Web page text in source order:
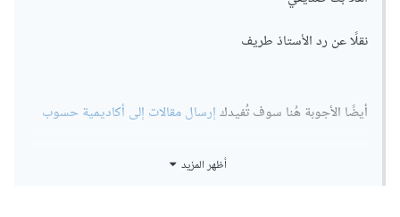
نقلًا عن رد الأستاذ طريف
أيضًا الأجوبة هُنا سوف تُفيدكإرسال مقالات إلى أكاديمية حسوب
أظهر المزيد